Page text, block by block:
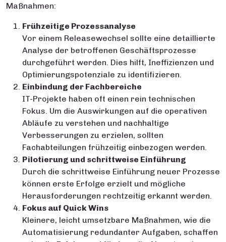
Maßnahmen:
Frühzeitige Prozessanalyse
Vor einem Releasewechsel sollte eine detaillierte
Analyse der betroffenen Geschäftsprozesse
durchgeführt werden. Dies hilft, Ineffizienzen und
Optimierungspotenziale zu identifizieren.
Einbindung der Fachbereiche
IT-Projekte haben oft einen rein technischen
Fokus. Um die Auswirkungen auf die operativen
Abläufe zu verstehen und nachhaltige
Verbesserungen zu erzielen, sollten
Fachabteilungen frühzeitig einbezogen werden.
Pilotierung und schrittweise Einführung
Durch die schrittweise Einführung neuer Prozesse
können erste Erfolge erzielt und mögliche
Herausforderungen rechtzeitig erkannt werden.
Fokus auf Quick Wins
Kleinere, leicht umsetzbare Maßnahmen, wie die
Automatisierung redundanter Aufgaben, schaffen